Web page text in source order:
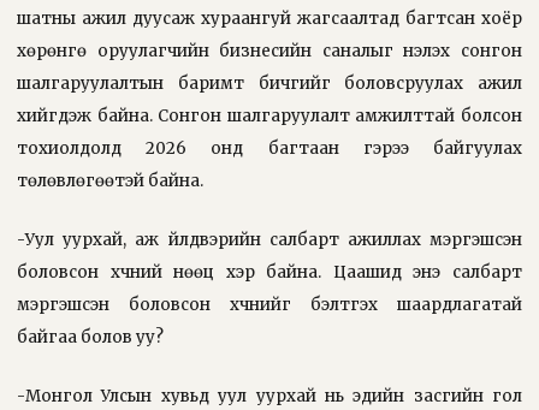
шатны ажил дуусаж хураангуй жагсаалтад багтсан хоёр
хөрөнгө оруулагчийн бизнесийн саналыг үнэлэх сонгон
шалгаруулалтын баримт бичгийг боловсруулах ажил
хийгдэж байна. Сонгон шалгаруулалт амжилттай болсон
тохиолдолд 2026 онд багтаан гэрээ байгуулах
төлөвлөгөөтэй байна.
-Уул уурхай, аж үйлдвэрийн салбарт ажиллах мэргэшсэн
боловсон хүчний нөөц хэр байна. Цаашид энэ салбарт
мэргэшсэн боловсон хүчнийг бэлтгэх шаардлагатай
байгаа болов уу?
-Монгол Улсын хувьд уул уурхай нь эдийн засгийн гол